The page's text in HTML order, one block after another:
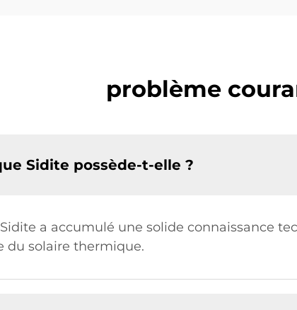
problème
Sidite possède-t-elle ?
a accumulé une solide connaissance
du solaire thermique.